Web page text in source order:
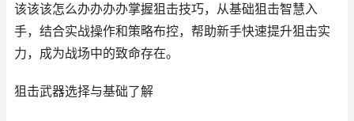
该该该怎么办办办办掌握狙击技巧，从基础狙击智慧入
手，结合实战操作和策略布控，帮助新手快速提升狙击实
力，成为战场中的致命存在。
狙击武器选择与基础了解